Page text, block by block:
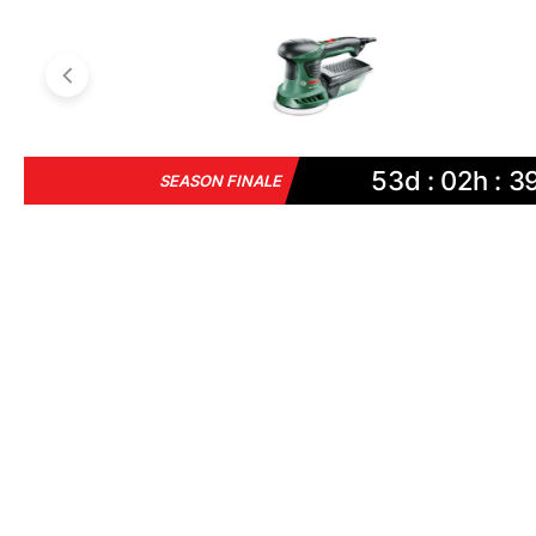
SEASON FINALE 53d : 02h :